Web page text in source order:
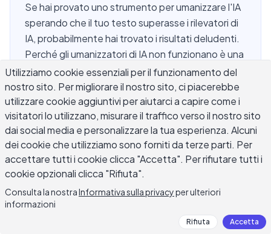
Se hai provato uno strumento per umanizzare l'IA
sperando che il tuo testo superasse i rilevatori di
IA, probabilmente hai trovato i risultati deludenti.
Perché gli umanizzatori di IA non funzionano è una
domanda che sempre più scrittori si pongono
dopo aver speso tempo con strumenti che
storpiano la loro prosa, eliminano il significato e
vengono comunque bloccati da Turnitin o
GPTZero. Il problema fondamentale è semplice:
questi strumenti trattano il sintomo, non la causa.
La scrittura umana autentica non è solo output
della macchina riformulato. È plasmata
dall'esperienza, dalla prospettiva e dal pensiero
genuino. Questo articolo spiega esattamente
cosa non funziona negli umanizzatori di IA e cosa
Utilizziamo cookie essenziali per il funzionamento del
nostro sito. Per migliorare il nostro sito, ci piacerebbe
utilizzare cookie aggiuntivi per aiutarci a capire come i
visitatori lo utilizzano, misurare il traffico verso il nostro sito
dai social media e personalizzare la tua esperienza. Alcuni
dei cookie che utilizziamo sono forniti da terze parti. Per
accettare tutti i cookie clicca "Accetta". Per rifiutare tutti i
cookie opzionali clicca "Rifiuta".
Consulta la nostraInformativa sulla privacyper ulteriori
informazioni
Rifiuta Accetta